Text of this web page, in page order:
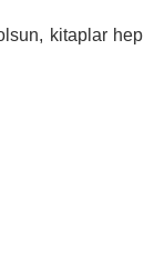
kitaplar hep